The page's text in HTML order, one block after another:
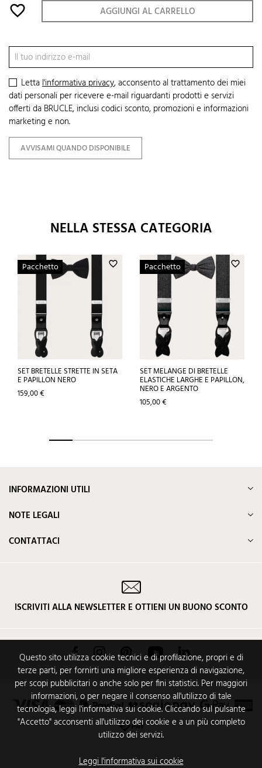
favorite_border AGGIUNGI AL CARRELLO
Lettal'informativa privacy, acconsento al trattamento dei miei
dati personali per ricevere e-mail riguardanti prodotti e servizi
offerti da BRUCLE, inclusi codici sconto, promozioni e informazioni
marketing e non.
AVVISAMI QUANDO DISPONIBILE
NELLA STESSA CATEGORIA
favorite_border
Pacchetto
SET BRETELLE STRETTE IN SETA
E PAPILLON NERO
Prezzo
159,00 €
favorite_border
Pacchetto
SET MELANGE DI BRETELLE
ELASTICHE LARGHE E PAPILLON,
NERO E ARGENTO
Prezzo
105,00 €
Questo sito utilizza cookie tecnici e di profilazione, propri e di
terze parti, per fornirti una migliore esperienza di navigazione,
per scopi pubblicitari o anche solo per fini statistici. Per maggiori
informazioni, o per negare il consenso all'utilizzo di tale
tecnologia, leggi l'informativa sui cookie. Cliccando sul pulsante
"Accetto" acconsenti all'utilizzo dei cookie e a un più completo
utilizzo dei servizi.
Leggi l'informativa sui cookie
INFORMAZIONI UTILI
NOTE LEGALI
CONTATTACI
ISCRIVITI ALLA NEWSLETTER E OTTIENI UN BUONO SCONTO
FacebookInstagramPinterest YouTube